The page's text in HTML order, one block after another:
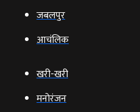
जबलपुर
आचंलिक
खरी-खरी
मनोरंजन